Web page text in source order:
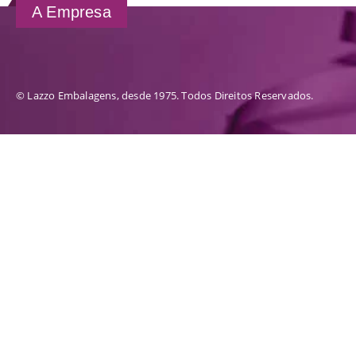
A Empresa
© Lazzo Embalagens, desde 1975. Todos Direitos Reservados.